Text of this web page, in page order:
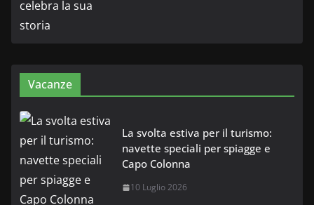
Vacanze
La svolta estiva per il turismo:
navette speciali per spiagge e
Capo Colonna
10 Luglio 2026